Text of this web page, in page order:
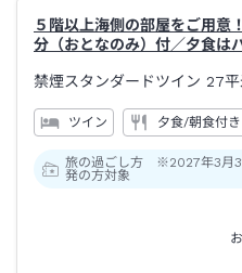
５階以上海側の部屋をご用意
分（おとなのみ）付／夕食は
禁煙スタンダードツイン 27
ツイン 夕食/朝食付き
旅の過ごし方 ※2027年3月
発の方対象